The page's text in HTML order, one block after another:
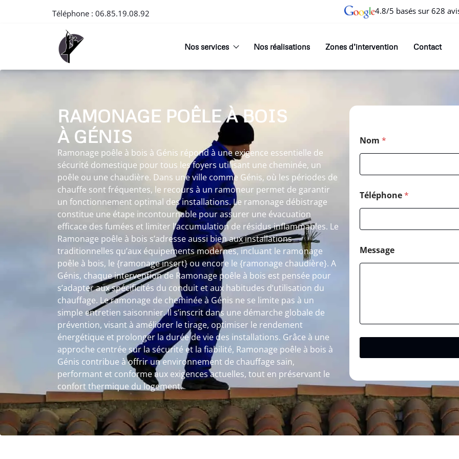
Téléphone : 06.85.19.08.92 4.8/5 basés sur 628
Nos services Nos réalisations Zones d’intervention Contact
RAMONAGE POÊLE À BOIS
À GÉNIS
Ramonage poêle à bois à Génis répond à une exigence essentielle de
sécurité domestique pour tous les foyers utilisant une cheminée, un
poêle ou une chaudière. Dans une ville comme Génis, où les périodes de
chauffe sont fréquentes, le recours à un ramoneur permet de garantir
un fonctionnement optimal des installations. Le ramonage débistrage
constitue une étape incontournable pour assurer une évacuation
efficace des fumées et limiter l’accumulation de résidus inflammables. Le
Ramonage poêle à bois s’adresse aussi bien aux installations
traditionnelles qu’aux équipements modernes, incluant le ramonage
poêle à bois, le {ramonage insert} ou encore le {ramonage chaudière}. A
Génis, chaque intervention de Ramonage poêle à bois est pensée pour
s’adapter aux spécificités du conduit et aux habitudes d’utilisation du
chauffage. Le ramonage de cheminée à Génis ne se limite pas à un
simple entretien saisonnier. Il s’inscrit dans une démarche globale de
prévention, visant à améliorer le tirage, optimiser le rendement
énergétique et prolonger la durée de vie des installations. Grâce à une
approche centrée sur la sécurité et la fiabilité, Ramonage poêle à bois à
Génis contribue à offrir un environnement de chauffage sain,
performant et conforme aux exigences actuelles, tout en préservant le
confort thermique du logement.
Nom *
Téléphone*
Message